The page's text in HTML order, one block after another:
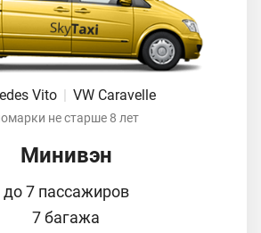
Vito VW Caravelle
не старше 8 лет
Минивэн
до 7 пассажиров
7 багажа